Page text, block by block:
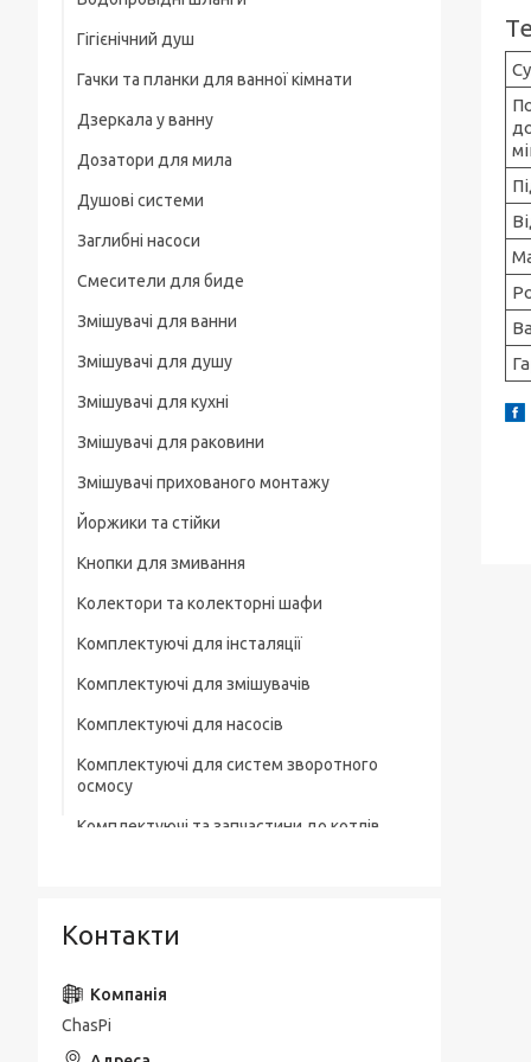
Для смартфонів
На груди / плече / пояс
Штативні головки
Магнітні тримачі
Для велосипеда, мотоцикла
Гігієнічний душ
Гачки та планки для ванної кімнати
Дзеркала у ванну
Дозатори для мила
Душові системи
Заглибні насоси
Смесители для биде
Змішувачі для ванни
Змішувачі для душу
Змішувачі для кухні
Змішувачі для раковини
Змішувачі прихованого монтажу
Йоржики та стійки
Кнопки для змивання
Колектори та колекторні шафи
Комплектуючі для інсталяції
Комплектуючі для змішувачів
Комплектуючі для насосів
Комплектуючі для систем зворотного
осмосу
Комплектуючі та запчастини до котлів
Лотки для зливної каналізації
Мильниці
Монтажні елементи
Контакти
ChasPi